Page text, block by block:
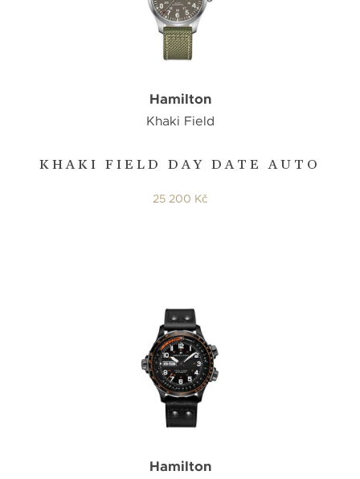
KHAKI FIELD DAY DATE AUTO
Hamilton
Khaki Field
25 200 Kč
Hamilton